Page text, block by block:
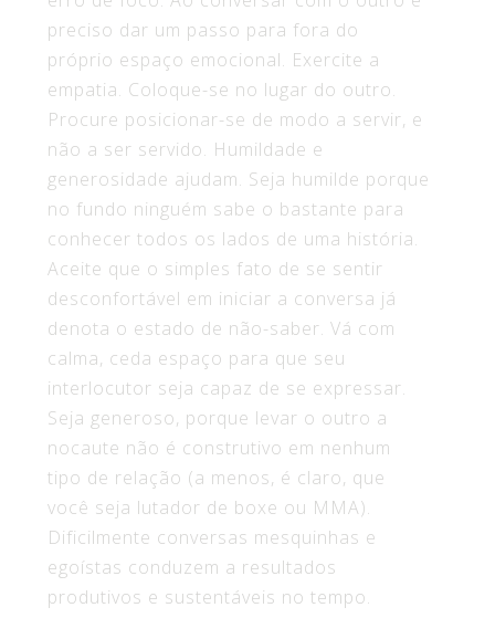
preciso dar um passo para fora do
próprio espaço emocional. Exercite a
empatia. Coloque-se no lugar do outro.
Procure posicionar-se de modo a servir, e
não a ser servido. Humildade e
generosidade ajudam. Seja humilde porque
no fundo ninguém sabe o bastante para
conhecer todos os lados de uma história.
Aceite que o simples fato de se sentir
desconfortável em iniciar a conversa já
denota o estado de não-saber. Vá com
calma, ceda espaço para que seu
interlocutor seja capaz de se expressar.
Seja generoso, porque levar o outro a
nocaute não é construtivo em nenhum
tipo de relação (a menos, é claro, que
você seja lutador de boxe ou MMA).
Dificilmente conversas mesquinhas e
egoístas conduzem a resultados
produtivos e sustentáveis no tempo.